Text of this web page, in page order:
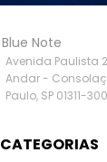
Blue Note
Avenida Paulista
Andar -
Paulo, SP 01311-
CATEGORIAS